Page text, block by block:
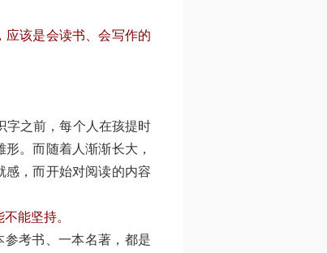
应该是会读书、会写作的
之前，每个人在孩提时
。而随着人渐渐长大，
，而开始对阅读的内容
能坚持。
考书、一本名著，都是